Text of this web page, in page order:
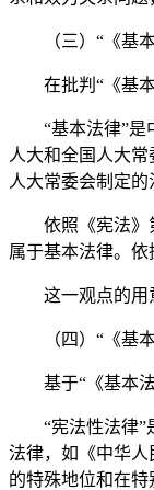
（三）“《基本
在批判“《基本
“基本法律”是中
人大和全国人大
人大常委会制定的
依照《宪法》第
属于基本法律。
这一观点的用意
（四）“《基本
基于“《基本法
“宪法性法律”是
法律，如《中华
的特殊地位和在特